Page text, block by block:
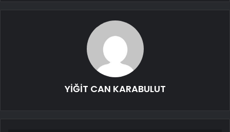
YİĞİT CAN KARABULUT